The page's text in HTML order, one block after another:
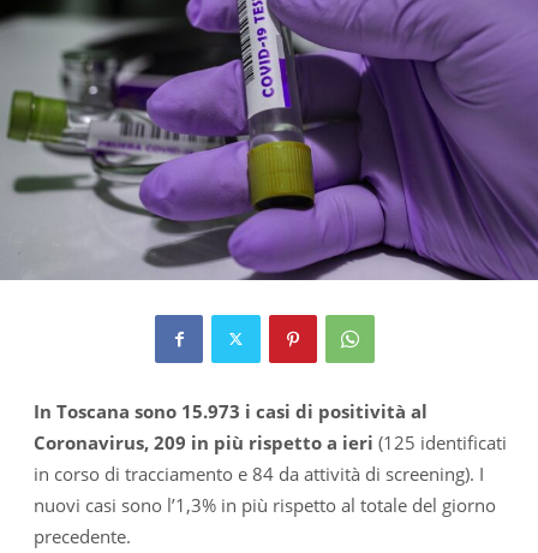
In Toscana sono 15.973 i casi di positività al
Coronavirus, 209 in più rispetto a ieri (125 identificati
in corso di tracciamento e 84 da attività di screening). I
nuovi casi sono l’1,3% in più rispetto al totale del giorno
precedente.